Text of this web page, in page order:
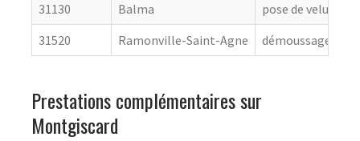
31130
Balma
pose de velux
31520
Ramonville-Saint-Agne démoussage de
Prestations complémentaires sur
Montgiscard